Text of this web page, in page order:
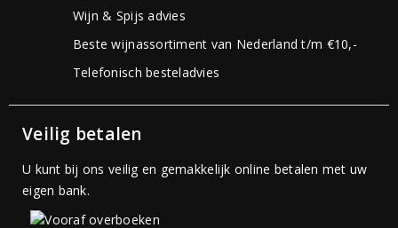
Wijn & Spijs advies
Beste wijnassortiment van Nederland t/m €10,-
Telefonisch besteladvies
Veilig betalen
U kunt bij ons veilig en gemakkelijk online betalen met uw
eigen bank.